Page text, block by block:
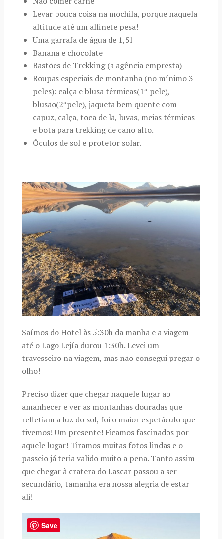
Levar pouca coisa na mochila, porque naquela
altitude até um alfinete pesa!
Uma garrafa de água de 1,5l
Banana e chocolate
Bastões de Trekking (a agência empresta)
Roupas especiais de montanha (no mínimo 3
peles): calça e blusa térmicas(1ª pele),
blusão(2ªpele), jaqueta bem quente com
capuz, calça, toca de lã, luvas, meias térmicas
e bota para trekking de cano alto.
Óculos de sol e protetor solar.
Saímos do Hotel às 5:30h da manhã e a viagem
até o Lago Lejía durou 1:30h. Levei um
travesseiro na viagem, mas não consegui pregar o
olho!
Preciso dizer que chegar naquele lugar ao
amanhecer e ver as montanhas douradas que
refletiam a luz do sol, foi o maior espetáculo que
tivemos! Um presente! Ficamos fascinados por
aquele lugar! Tiramos muitas fotos lindas e o
passeio já teria valido muito a pena. Tanto assim
que chegar à cratera do Lascar passou a ser
secundário, tamanha era nossa alegria de estar
ali!
Save